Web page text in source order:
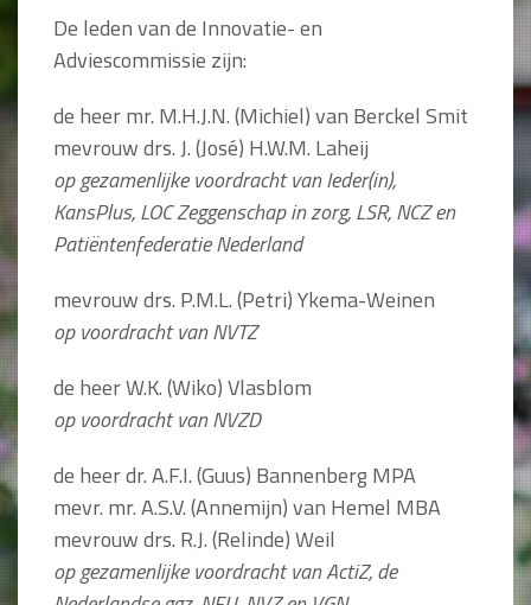
De leden van de Innovatie- en
Adviescommissie zijn:
de heer mr. M.H.J.N. (Michiel) van Berckel Smit
mevrouw drs. J. (José) H.W.M. Laheij
op gezamenlijke voordracht van Ieder(in),
KansPlus, LOC Zeggenschap in zorg, LSR, NCZ en
Patiëntenfederatie Nederland
mevrouw drs. P.M.L. (Petri) Ykema-Weinen
op voordracht van NVTZ
de heer W.K. (Wiko) Vlasblom
op voordracht van NVZD
de heer dr. A.F.I. (Guus) Bannenberg MPA
mevr. mr. A.S.V. (Annemijn) van Hemel MBA
mevrouw drs. R.J. (Relinde) Weil
op gezamenlijke voordracht van ActiZ, de